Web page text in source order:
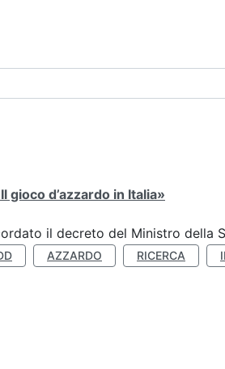
gioco d’azzardo in Italia»
il decreto del Ministro della
AZZARDO RICERCA